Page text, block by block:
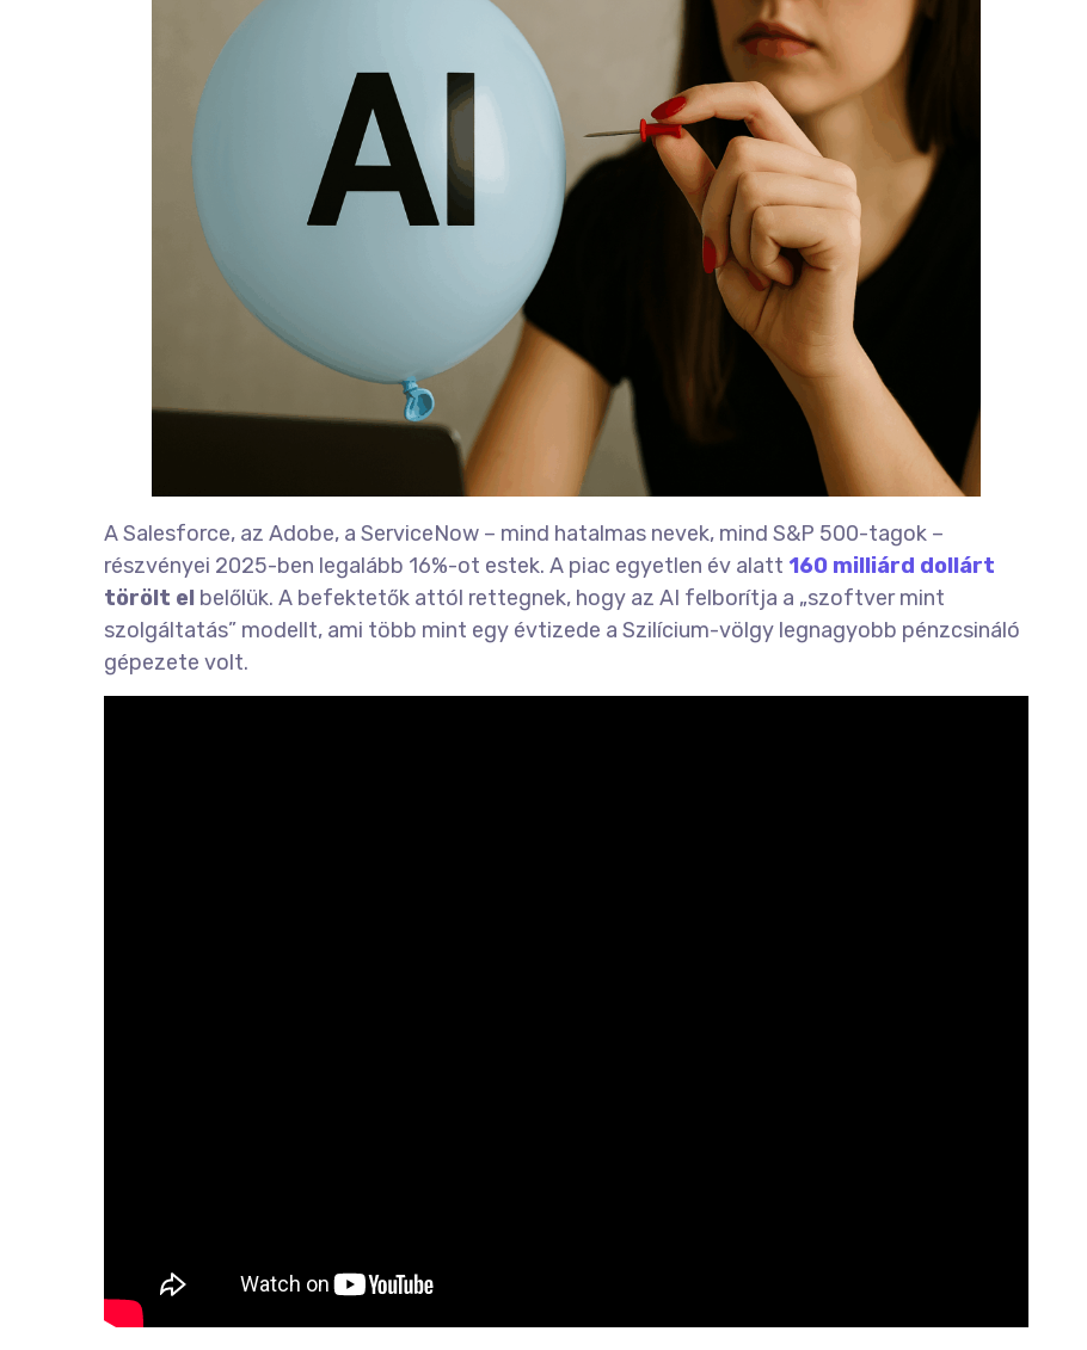
A Salesforce, az Adobe, a ServiceNow – mind hatalmas nevek, mind S&P 500-tagok –
részvényei 2025-ben legalább 16%-ot estek. A piac egyetlen év alatt 160 milliárd dollárt
törölt el belőlük. A befektetők attól rettegnek, hogy az AI felborítja a „szoftver mint
szolgáltatás” modellt, ami több mint egy évtizede a Szilícium-völgy legnagyobb pénzcsináló
gépezete volt.